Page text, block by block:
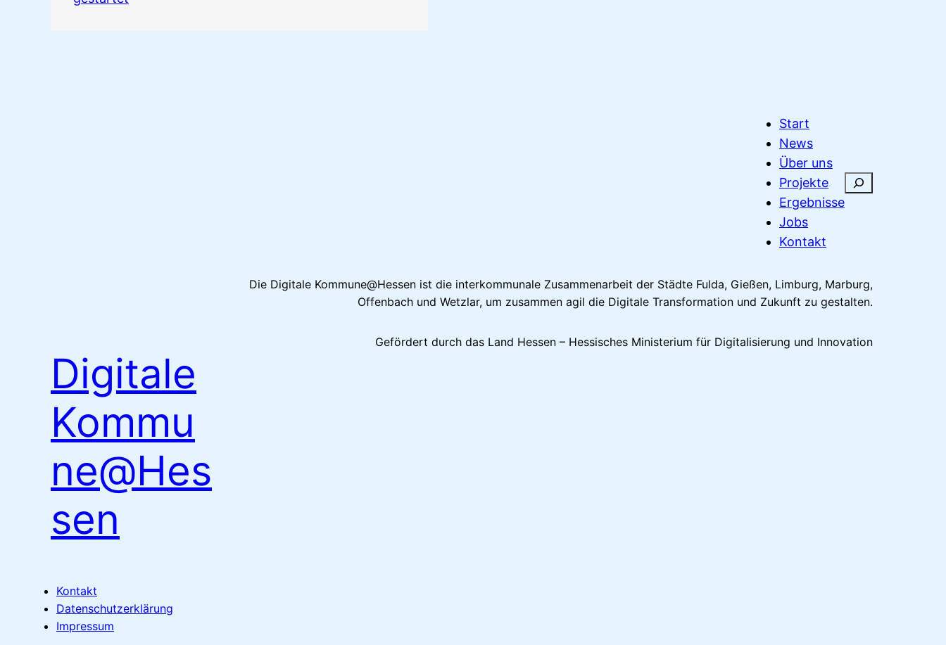
Start
News
Über uns
Projekte
Ergebnisse
Jobs
Kontakt
u
n
Die Digitale Kommune@Hessen ist die interkommunale Zusammenarbeit der Städte Fulda, Gießen, Limburg, Marburg,
Offenbach und Wetzlar, um zusammen agil die Digitale Transformation und Zukunft zu gestalten.
Digitale
Kommu
ne@Hes
sen
Kontakt
Datenschutzerklärung
Impressum
Gefördert durch das Land Hessen – Hessisches Ministerium für Digitalisierung und Innovation